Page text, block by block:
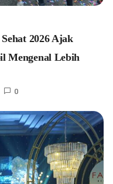
2026 Ajak
Mengenal Lebih
0